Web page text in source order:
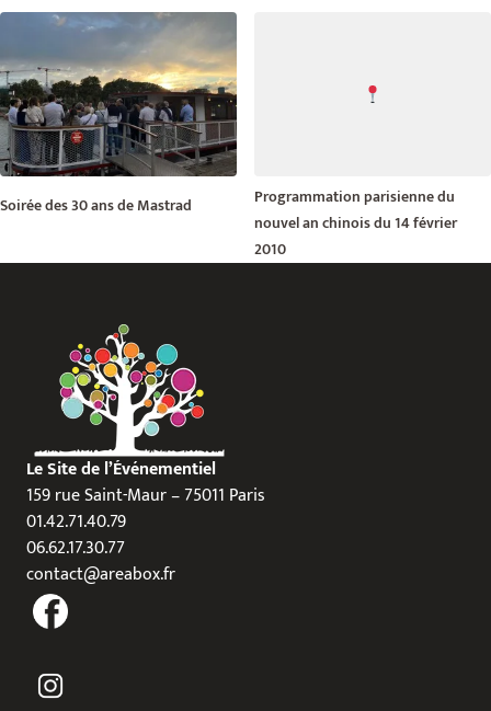
Soirée des 30 ans de Mastrad
Programmation parisienne du
nouvel an chinois du 14 février
2010
Le Site de l’Événementiel
159 rue Saint-Maur – 75011 Paris
01.42.71.40.79
06.62.17.30.77
contact@areabox.fr